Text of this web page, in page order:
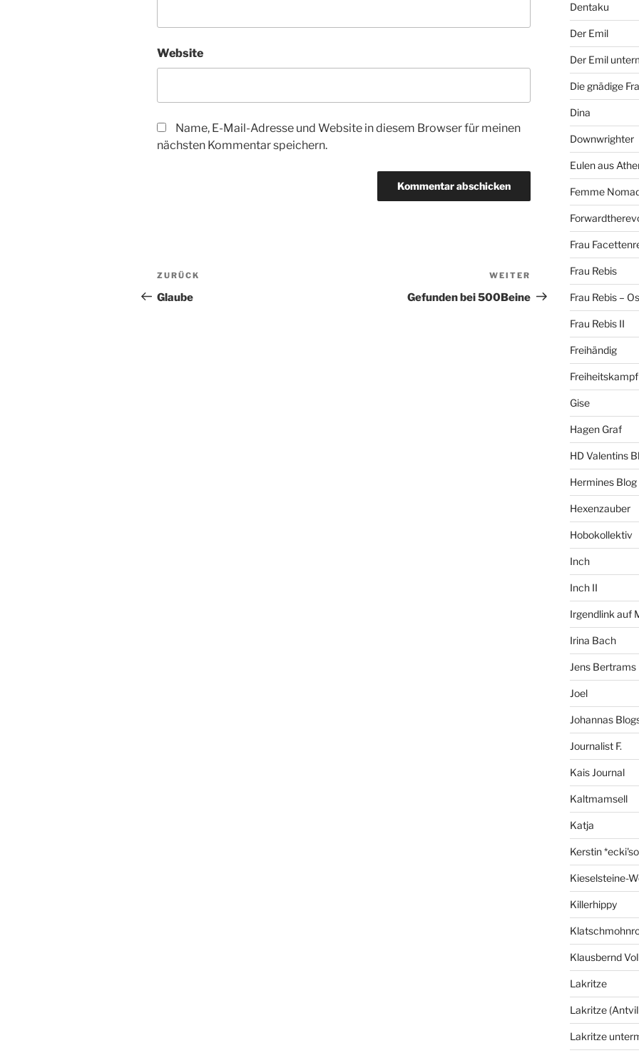
Website
Name, E-Mail-Adresse und Website in diesem Browser für meinen
nächsten Kommentar speichern.
Beitragsnavigation
Vorheriger
Beitrag
ZURÜCK
Glaube
Nächster
Beitrag
WEITER
Gefunden bei 500Beine
Dentaku
Der Emil
Der Emil
Die gnädige
Dina
Downwrighter
Eulen aus
Femme
Frau
Frau Rebis
Frau Rebis –
Frau Rebis II
Freihändig
Freiheitskampf
Gise
Hagen Graf
HD Valentins
Hermines Blog
Hexenzauber
Hobokollektiv
Inch
Inch II
Irgendlink auf
Irina Bach
Jens Bertrams
Joel
Johannas
Journalist F.
Kais Journal
Kaltmamsell
Katja
Kerstin
Kieselsteine-
Killerhippy
Klausbernd
Lakritze
Lakritze
Lakritze